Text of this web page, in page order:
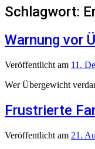
Schlagwort:
Warnung vor
Veröffentlicht am 11.
Wer Übergewicht
Frustrierte
Veröffentlicht am 21.